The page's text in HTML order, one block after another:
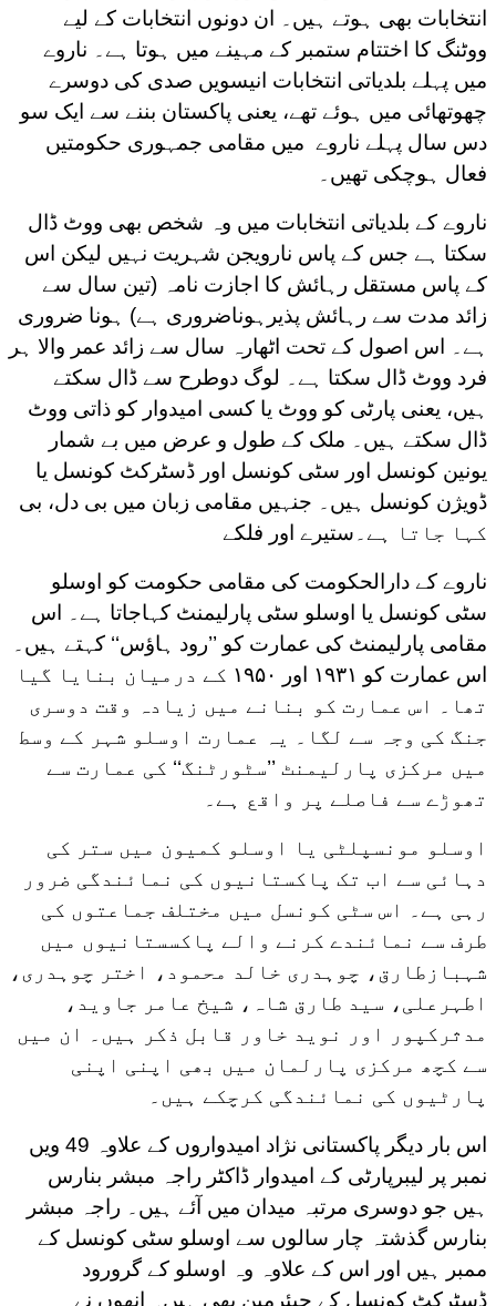
انتخابات بھی ہوتے ہیں۔ ان دونوں انتخابات کے لیے
ووٹنگ کا اختتام ستمبر کے مہینے میں ہوتا ہے۔ ناروے
میں پہلے بلدیاتی انتخابات انیسویں صدی کی دوسرے
چھوتھائی میں ہوئے تھے، یعنی پاکستان بننے سے ایک سو
دس سال پہلے ناروے میں مقامی جمہوری حکومتیں
فعال ہوچکی تھیں۔
ناروے کے بلدیاتی انتخابات میں وہ شخص بھی ووٹ ڈال
سکتا ہے جس کے پاس نارویجن شہریت نہیں لیکن اس
کے پاس مستقل رہائش کا اجازت نامہ (تین سال سے
زائد مدت سے رہائش پذیرہوناضروری ہے) ہونا ضروری
ہے۔ اس اصول کے تحت اٹھارہ سال سے زائد عمر والا ہر
فرد ووٹ ڈال سکتا ہے۔ لوگ دوطرح سے ڈال سکتے
ہیں، یعنی پارٹی کو ووٹ یا کسی امیدوار کو ذاتی ووٹ
ڈال سکتے ہیں۔ ملک کے طول و عرض میں بے شمار
یونین کونسل اور سٹی کونسل اور ڈسٹرکٹ کونسل یا
ڈویژن کونسل ہیں۔ جنہیں مقامی زبان میں بی دل، بی
ستیرے اور فلکے کہا جاتا ہے۔
ناروے کے دارالحکومت کی مقامی حکومت کو اوسلو
سٹی کونسل یا اوسلو سٹی پارلیمنٹ کہاجاتا ہے۔ اس
مقامی پارلیمنٹ کی عمارت کو ’’رود ہاؤس‘‘ کہتے ہیں۔
اس عمارت کو ۱۹۳۱ اور ۱۹۵۰ کے درمیان بنایا گیا
تھا۔ اس عمارت کو بنانے میں زیادہ وقت دوسری
جنگ کی وجہ سے لگا۔ یہ عمارت اوسلو شہر کے وسط
میں مرکزی پارلیمنٹ ’’سٹورٹنگ‘‘ کی عمارت سے
تھوڑے سے فاصلے پر واقع ہے۔
اوسلو مونسپلٹی یا اوسلو کمیون میں ستر کی
دہائی سے اب تک پاکستانیوں کی نمائندگی ضرور
رہی ہے۔ اس سٹی کونسل میں مختلف جماعتوں کی
طرف سے نمائندے کرنے والے پاکسستانیوں میں
شہبازطارق، چوہدری خالد محمود، اختر چوہدری،
اطہرعلی، سید طارق شاہ، شیخ عامر جاوید،
مدثرکپور اور نوید خاور قابل ذکر ہیں۔ ان میں
سے کچھ مرکزی پارلمان میں بھی اپنی اپنی
پارٹیوں کی نمائندگی کرچکے ہیں۔
اس بار دیگر پاکستانی نژاد امیدواروں کے علاوہ 49 ویں
نمبر پر لیبرپارٹی کے امیدوار ڈاکٹر راجہ مبشر بنارس
ہیں جو دوسری مرتبہ میدان میں آئے ہیں۔ راجہ مبشر
بنارس گذشتہ چار سالوں سے اوسلو سٹی کونسل کے
ممبر ہیں اور اس کے علاوہ وہ اوسلو کے گرورود
ڈسٹرکٹ کونسل کے چیئرمین بھی ہیں۔ انھوں نے